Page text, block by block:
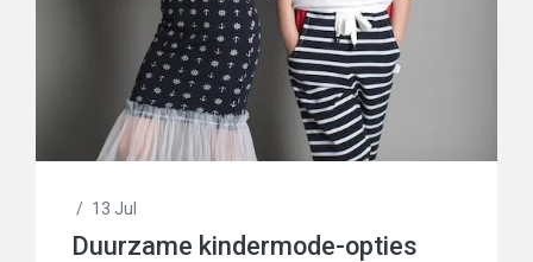
/ 13 Jul
Duurzame kindermode-opties